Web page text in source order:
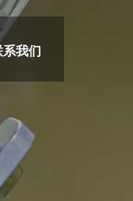
我们